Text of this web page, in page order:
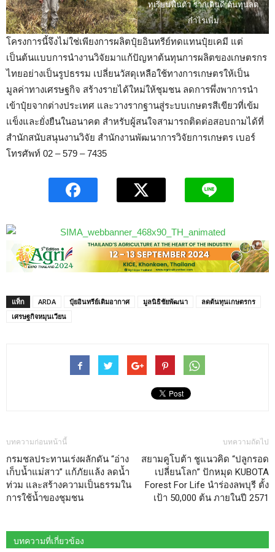
ทุเรียนฟื้นตัว รากเดินดี ต้นทุนลด
กำไรเพิ่ม
โครงการนี้จึงไม่ใช่เพียงการผลิตปุ๋ยอินทรีย์ทดแทนปุ๋ยเคมี แต่
เป็นต้นแบบการนำงานวิจัยมาแก้ปัญหาต้นทุนการผลิตของเกษตรกร
ไทยอย่างเป็นรูปธรรม เปลี่ยนวัสดุเหลือใช้ทางการเกษตรให้เป็น
มูลค่าทางเศรษฐกิจ สร้างรายได้ใหม่ให้ชุมชน ลดการพึ่งพาการนำ
เข้าปุ๋ยจากต่างประเทศ และวางรากฐานสู่ระบบเกษตรสีเขียวที่เข้ม
แข็งและยั่งยืนในอนาคต สำหรับผู้สนใจสามารถติดต่อสอบถามได้ที่
สำนักสนับสนุนงานวิจัย สำนักงานพัฒนาการวิจัยการเกษตร เบอร์
โทรศัพท์ 02 – 579 – 7435
แท็ก ARDA ปุ๋ยอินทรีย์เติมอากาศ มูลนิธิชัยพัฒนา
ลดต้นทุนเกษตรกร
เศรษฐกิจหมุนเวียน
บทความก่อนหน้านี้
กรมชลประทานเร่งผลักดัน “อ่าง
เก็บน้ำแม่สาว” แก้ภัยแล้ง ลดน้ำ
ท่วม และสร้างความเป็นธรรมใน
การใช้น้ำของชุมชน
บทความถัดไป
สยามคูโบต้า ชูแนวคิด “ปลูกรอด
เปลี่ยนโลก” ปักหมุด KUBOTA
Forest For Life นำร่องลพบุรี ตั้ง
เป้า 50,000 ต้น ภายในปี 2571
บทความที่เกี่ยวข้อง